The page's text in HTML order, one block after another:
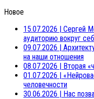
Новое
15.07.2026 | Сергей
аудиторию вокруг
09.07.2026 |
на наши отношения
08.07.2026 | Вторая
01.07.2026 |
человечности
30.06.2026 | Нас